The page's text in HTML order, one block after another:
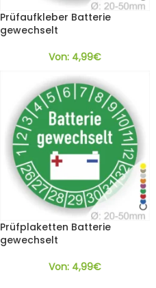
Prüfaufkleber Batterie
gewechselt
Von: 4,99€
Prüfplaketten Batterie
gewechselt
Von: 4,99€